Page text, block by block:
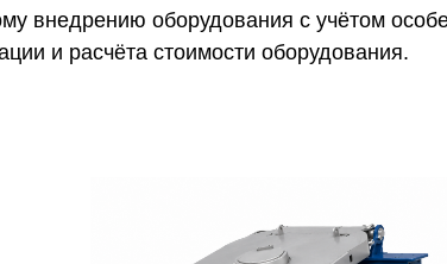
внедрению оборудования с учётом
и расчёта стоимости оборудования.